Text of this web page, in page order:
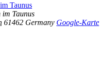
Taunus
im Taunus
61462 Germany Google-Karte